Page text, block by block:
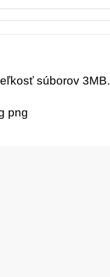
súborov 3MB.
png